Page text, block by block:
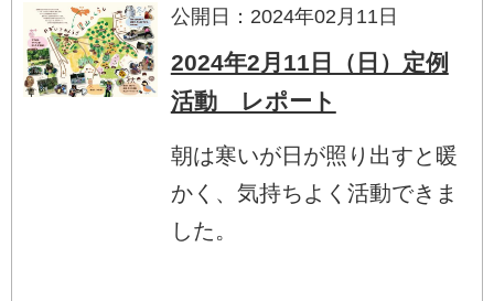
公開日：2024年02月11日
2024年2月11日（日）定例
活動 レポート
朝は寒いが日が照り出すと暖
かく、気持ちよく活動できま
した。